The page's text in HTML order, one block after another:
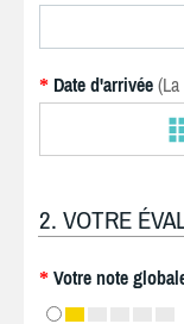
* Date d'arrivée (La
2. VOTRE
* Votre note